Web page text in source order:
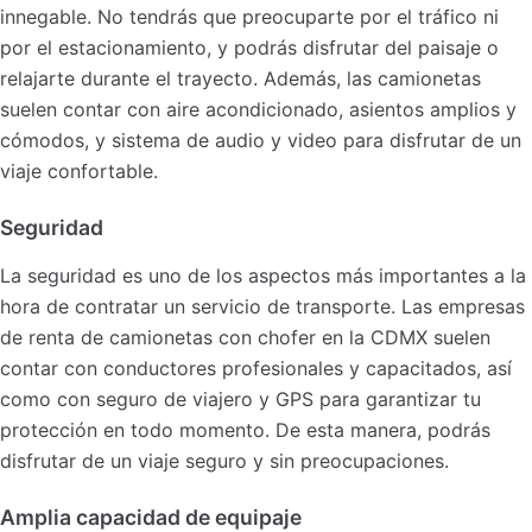
innegable. No tendrás que preocuparte por el tráfico ni
por el estacionamiento, y podrás disfrutar del paisaje o
relajarte durante el trayecto. Además, las camionetas
suelen contar con aire acondicionado, asientos amplios y
cómodos, y sistema de audio y video para disfrutar de un
viaje confortable.
Seguridad
La seguridad es uno de los aspectos más importantes a la
hora de contratar un servicio de transporte. Las empresas
de renta de camionetas con chofer en la CDMX suelen
contar con conductores profesionales y capacitados, así
como con seguro de viajero y GPS para garantizar tu
protección en todo momento. De esta manera, podrás
disfrutar de un viaje seguro y sin preocupaciones.
Amplia capacidad de equipaje